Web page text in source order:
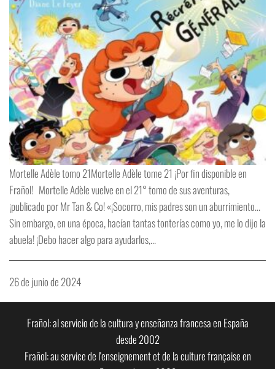
Mortelle Adèle tomo 21Mortelle Adèle tome 21 ¡Por fin disponible en
Frañol! Mortelle Adèle vuelve en el 21° tomo de sus aventuras,
¡publicado por Mr Tan & Co! «¡Socorro, mis padres son un aburrimiento…
Sin embargo, en una época, hacían tantas tonterías como yo, me lo dijo la
abuela! ¡Debo hacer algo para ayudarlos,…
26 de junio de 2024
Frañol: al servicio de la cultura y enseñanza francesa en España
desde 2002
Frañol: au service de l'enseignement et de la culture française en